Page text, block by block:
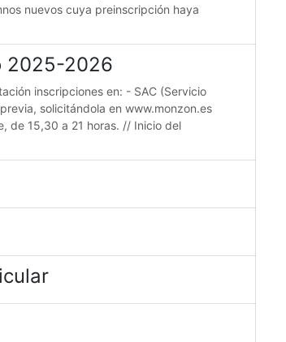
nuevos cuya preinscripción haya
2025-2026
inscripciones en: - SAC (Servicio
solicitándola en www.monzon.es
de 15,30 a 21 horas. // Inicio del